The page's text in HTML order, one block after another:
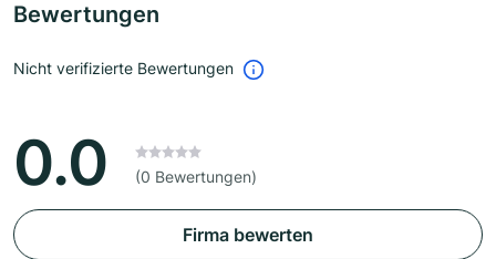
Bewertungen
Nicht verifizierte Bewertungen
0.0 (0 Bewertungen)
Firma bewerten